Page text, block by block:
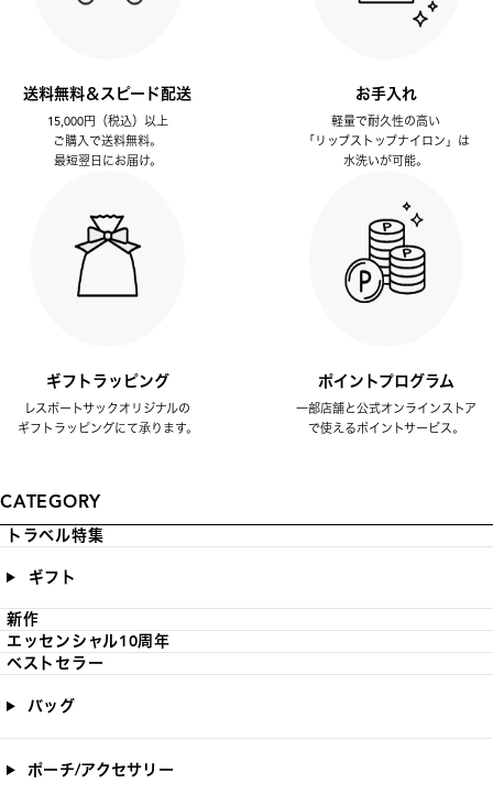
送料無料＆スピード配送
15,000円（税込）以上
ご購入で送料無料。
最短翌日にお届け。
お手入れ
軽量で耐久性の高い
「リップストップナイロン」は
水洗いが可能。
ギフトラッピング
レスポートサックオリジナルの
ギフトラッピングにて承ります。
ポイントプログラム
一部店舗と公式オンラインストア
で使えるポイントサービス。
CATEGORY
トラベル特集
ギフト
新作
エッセンシャル10周年
ベストセラー
バッグ
ポーチ/アクセサリー